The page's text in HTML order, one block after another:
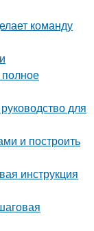
команду
для
и построить
инструкция